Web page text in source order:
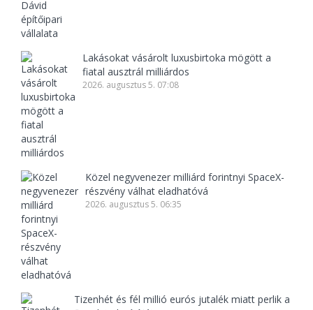
Lakásokat vásárolt luxusbirtoka mögött a
fiatal ausztrál milliárdos
2026. augusztus 5. 07:08
Közel negyvenezer milliárd forintnyi SpaceX-
részvény válhat eladhatóvá
2026. augusztus 5. 06:35
Tizenhét és fél millió eurós jutalék miatt perlik a